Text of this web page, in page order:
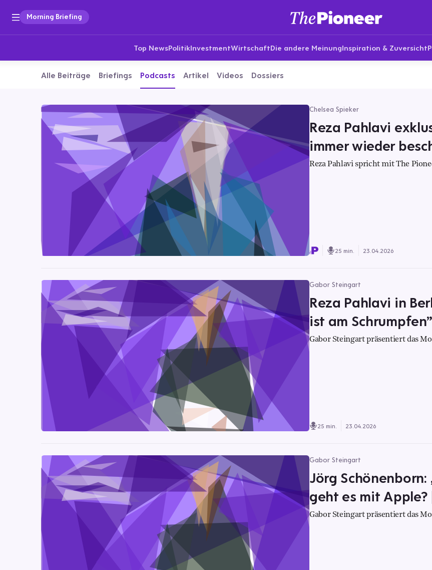
Morning Briefing
Top NewsPolitikInvestmentWirtschaftDie andere MeinungInspiration & Zuversicht
Alle Beiträge Briefings Podcasts Artikel Videos Dossiers
Chelsea Spieker
Reza Pahlavi
immer wieder
Reza Pahlavi spricht mit The
25 min. 23.04.2026
Gabor Steingart
Reza Pahlavi in
ist am
Gabor Steingart präsentiert das
25 min. 23.04.2026
Gabor Steingart
Jörg
geht es mit Apple?
Gabor Steingart präsentiert das